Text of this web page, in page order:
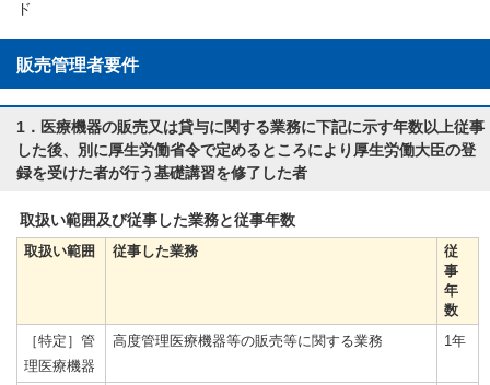
ド
販売管理者要件
1．医療機器の販売又は貸与に関する業務に下記に示す年数以上従事
した後、別に厚生労働省令で定めるところにより厚生労働大臣の登
録を受けた者が行う基礎講習を修了した者
取扱い範囲及び従事した業務と従事年数
取扱い範囲
従事した業務
従
事
年
数
［特定］管
理医療機器
高度管理医療機器等の販売等に関する業務 1年